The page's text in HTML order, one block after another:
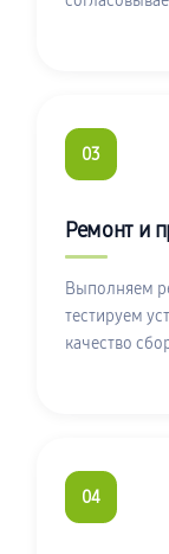
03
Ремонт и
Выполняем
тестируем
качество
04